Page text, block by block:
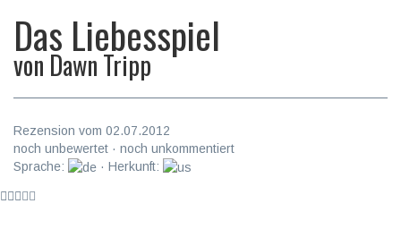
Das Liebesspiel
von Dawn Tripp
Rezension vom 02.07.2012
noch unbewertet · noch unkommentiert
Sprache:
· Herkunft: